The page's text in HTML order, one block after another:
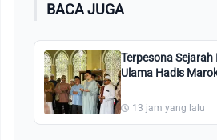
BACA JUGA
Terpesona Sejarah
Ulama Hadis
13 jam yang lalu